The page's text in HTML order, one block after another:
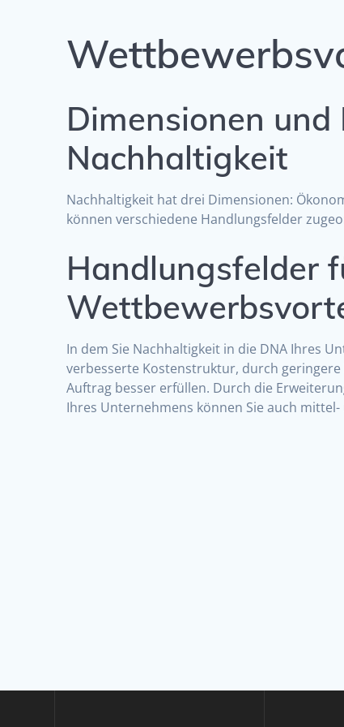
Dimensionen
Nachhaltigkeit
Nachhaltigkeit hat drei Dimensionen:
können verschiedene Handlungsfelder
Handlungsfelder
In dem Sie Nachhaltigkeit in die DNA Ihres
verbesserte Kostenstruktur, durch
Auftrag besser erfüllen. Durch die
Ihres Unternehmens können Sie auch